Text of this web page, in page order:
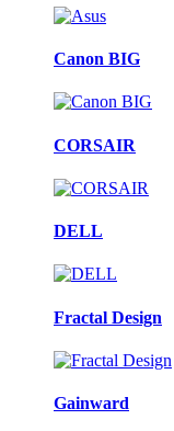
Canon BIG
CORSAIR
DELL
Fractal Design
Gainward